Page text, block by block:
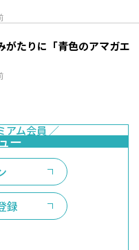
がたりに「青色のアマガエ
録